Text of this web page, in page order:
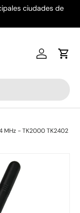
ciudades de
Iniciar
MHz - TK2000 TK2402
producto